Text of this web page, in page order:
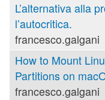
L’alternativa alla
l’autocritica.
francesco.galgani
How to Mount
Partitions on
francesco.galgani